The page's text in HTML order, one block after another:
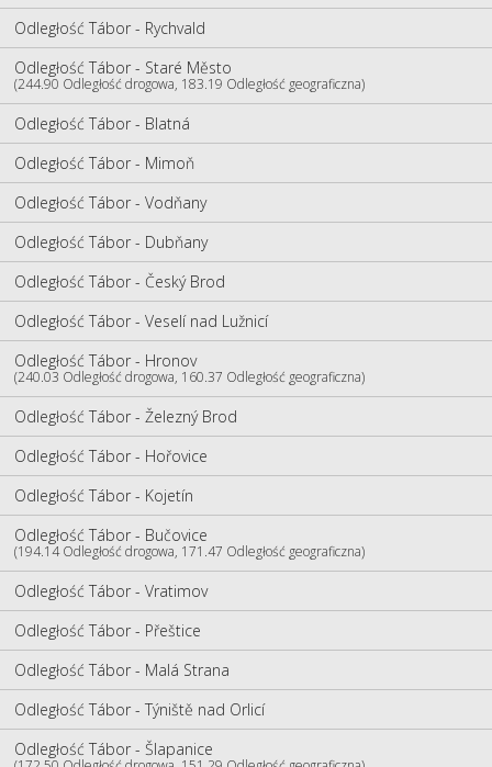
Odległość Tábor - Rychvald
Odległość Tábor - Staré Město
(244.90 Odległość drogowa, 183.19 Odległość geograficzna)
Odległość Tábor - Blatná
Odległość Tábor - Mimoň
Odległość Tábor - Vodňany
Odległość Tábor - Dubňany
Odległość Tábor - Český Brod
Odległość Tábor - Veselí nad Lužnicí
Odległość Tábor - Hronov
(240.03 Odległość drogowa, 160.37 Odległość geograficzna)
Odległość Tábor - Železný Brod
Odległość Tábor - Hořovice
Odległość Tábor - Kojetín
Odległość Tábor - Bučovice
(194.14 Odległość drogowa, 171.47 Odległość geograficzna)
Odległość Tábor - Vratimov
Odległość Tábor - Přeštice
Odległość Tábor - Malá Strana
Odległość Tábor - Týniště nad Orlicí
Odległość Tábor - Šlapanice